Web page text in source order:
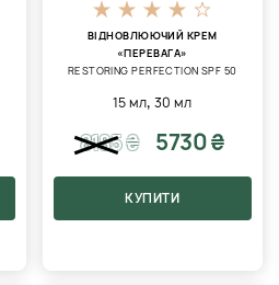
ВІДНОВЛЮЮЧИЙ КРЕМ
«ПЕРЕВАГА»
RESTORING PERFECTION SPF 50
15 мл,30 мл
8185₴ 5730 ₴
КУПИТИ